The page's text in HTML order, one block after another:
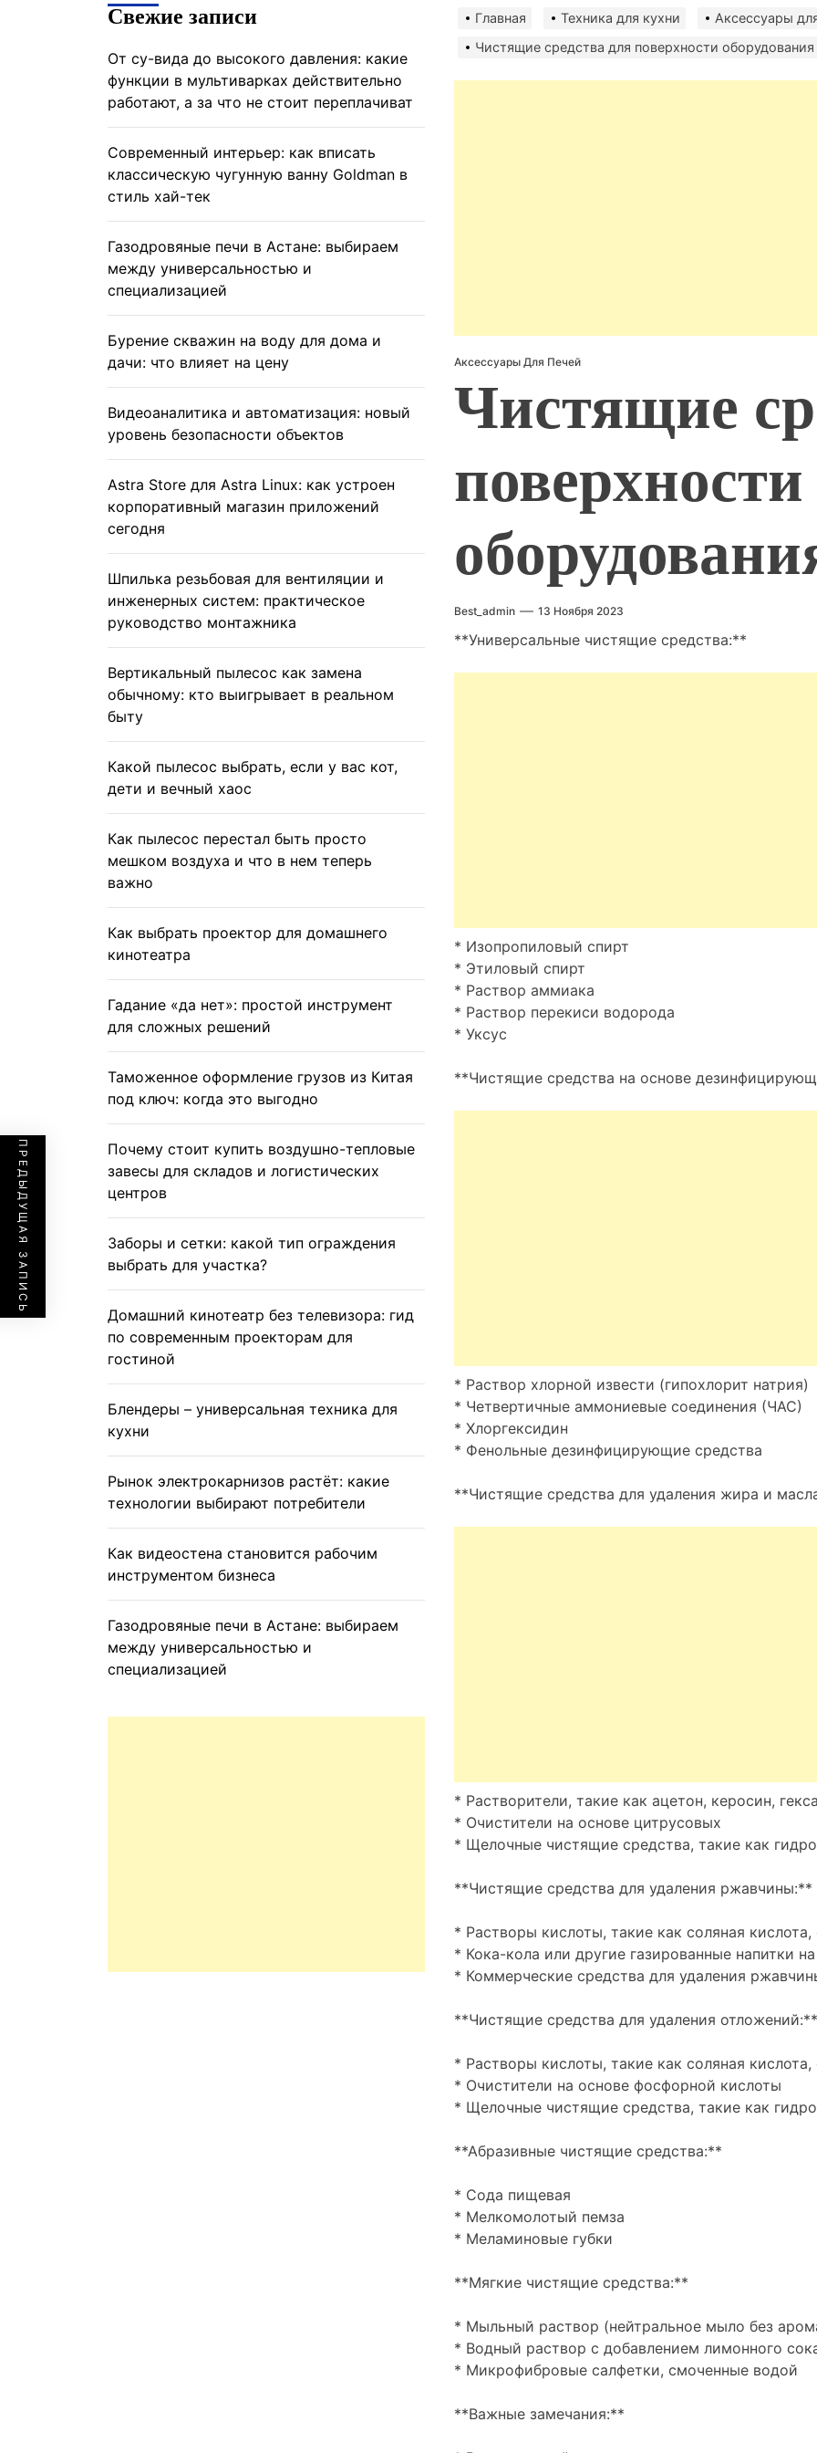
Главная Техника для кухни
Аксессуары
Чистящие средства для поверхности оборудования
Аксессуары Для Печей
Чистящие
поверхности
Best_admin 13 Ноября 2023
**Универсальные чистящие средства:**
* Изопропиловый спирт
* Этиловый спирт
* Раствор аммиака
* Раствор перекиси водорода
* Уксус
**Чистящие средства на основе
* Раствор хлорной извести (гипохлорит натрия)
* Четвертичные аммониевые соединения (ЧАС)
* Хлоргексидин
* Фенольные дезинфицирующие средства
**Чистящие средства для удаления жира и
* Растворители, такие как ацетон, керосин,
* Очистители на основе цитрусовых
* Щелочные чистящие средства, такие как
**Чистящие средства для удаления ржавчины:**
* Растворы кислоты, такие как соляная
* Кока-кола или другие газированные напитки
* Коммерческие средства для удаления
**Чистящие средства для удаления отложений:**
* Растворы кислоты, такие как соляная кислота,
* Очистители на основе фосфорной кислоты
* Щелочные чистящие средства, такие как
**Абразивные чистящие средства:**
* Сода пищевая
* Мелкомолотый пемза
* Меламиновые губки
**Мягкие чистящие средства:**
* Мыльный раствор (нейтральное мыло без
* Водный раствор с добавлением лимонного
* Микрофибровые салфетки, смоченные водой
**Важные замечания:**
ПРЕДЫДУЩАЯ ЗАПИСЬ
Свежие записи
От су-вида до высокого давления: какие
функции в мультиварках действительно
работают, а за что не стоит переплачиват
Современный интерьер: как вписать
классическую чугунную ванну Goldman в
стиль хай-тек
Газодровяные печи в Астане: выбираем
между универсальностью и
специализацией
Бурение скважин на воду для дома и
дачи: что влияет на цену
Видеоаналитика и автоматизация: новый
уровень безопасности объектов
Astra Store для Astra Linux: как устроен
корпоративный магазин приложений
сегодня
Шпилька резьбовая для вентиляции и
инженерных систем: практическое
руководство монтажника
Вертикальный пылесос как замена
обычному: кто выигрывает в реальном
быту
Какой пылесос выбрать, если у вас кот,
дети и вечный хаос
Как пылесос перестал быть просто
мешком воздуха и что в нем теперь
важно
Как выбрать проектор для домашнего
кинотеатра
Гадание «да нет»: простой инструмент
для сложных решений
Таможенное оформление грузов из Китая
под ключ: когда это выгодно
Почему стоит купить воздушно-тепловые
завесы для складов и логистических
центров
Заборы и сетки: какой тип ограждения
выбрать для участка?
Домашний кинотеатр без телевизора: гид
по современным проекторам для
гостиной
Блендеры – универсальная техника для
кухни
Рынок электрокарнизов растёт: какие
технологии выбирают потребители
Как видеостена становится рабочим
инструментом бизнеса
Газодровяные печи в Астане: выбираем
между универсальностью и
специализацией